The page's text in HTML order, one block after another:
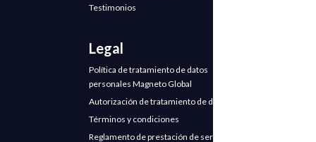
Testimonios
Legal
Política de tratamiento de datos
personales Magneto Global
Autorización de tratamiento de datos
Términos y condiciones
Reglamento de prestación de servicios